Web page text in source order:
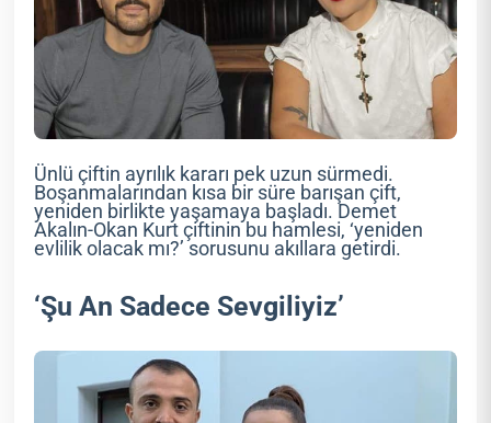
Ünlü çiftin ayrılık kararı pek uzun sürmedi.
Boşanmalarından kısa bir süre barışan çift,
yeniden birlikte yaşamaya başladı. Demet
Akalın-Okan Kurt çiftinin bu hamlesi, ‘yeniden
evlilik olacak mı?’ sorusunu akıllara getirdi.
‘Şu An Sadece Sevgiliyiz’